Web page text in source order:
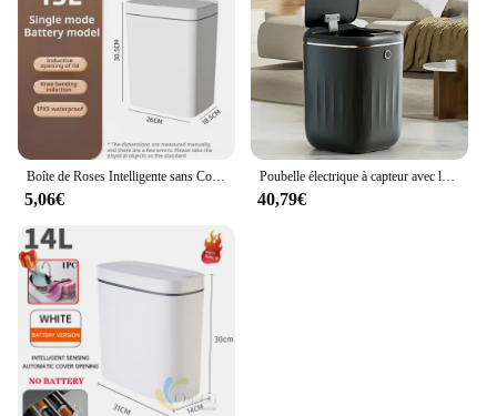
Boîte de Roses Intelligente sans Contact, Étroite, 15L, existent, Électronique, Salle de Bain
5,06€
Poubelle électrique à capteur avec lumière UV, poubelle de chargement, corbeille de recyclage étanche, couvercle de toilette, maison intelligente, 20L, HOAutomaiss
40,79€